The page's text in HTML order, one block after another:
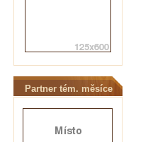
Partner tém. měsíce